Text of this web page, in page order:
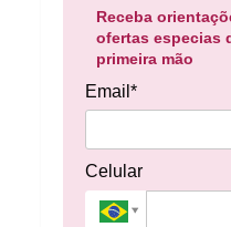
Receba
ofertas especias
primeira mão
Email*
Celular